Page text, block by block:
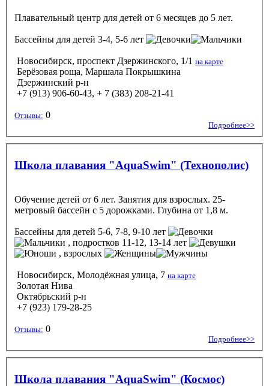
Плавательный центр для детей от 6 месяцев до 5 лет.
Бассейны для детей 3-4, 5-6 лет
Новосибирск, проспект Дзержинского, 1/1 на карте
Берёзовая роща, Маршала Покрышкина
Дзержинский р-н
+7 (913) 906-60-43, + 7 (383) 208-21-41
Отзывы: 0
Подробнее>>
Школа плавания "AquaSwim" (Технополис)
Обучение детей от 6 лет. Занятия для взрослых. 25-
метровый бассейн с 5 дорожками. Глубина от 1,8 м.
Бассейны для детей 5-6, 7-8, 9-10 лет
, подростков 11-12, 13-14 лет
, взрослых
Новосибирск, Молодёжная улица, 7 на карте
Золотая Нива
Октябрьский р-н
+7 (923) 179-28-25
Отзывы: 0
Подробнее>>
Школа плавания "AquaSwim" (Космос)